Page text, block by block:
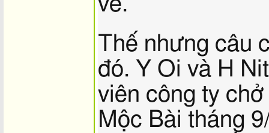
về.
Thế nhưng câu
đó. Y Oi và H
viên công ty
Mộc Bài tháng